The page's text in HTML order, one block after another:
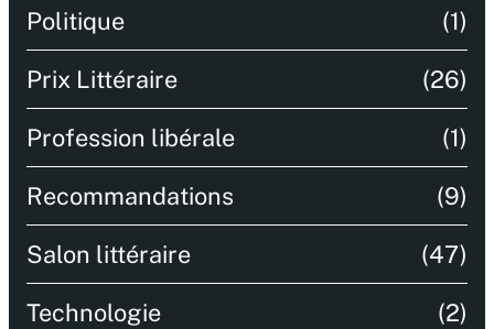
Politique (1)
Prix Littéraire (26)
Profession libérale (1)
Recommandations (9)
Salon littéraire (47)
Technologie (2)